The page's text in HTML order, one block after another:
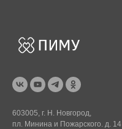
603005, г. Н. Новгород,
пл. Минина и Пожарского. д. 14